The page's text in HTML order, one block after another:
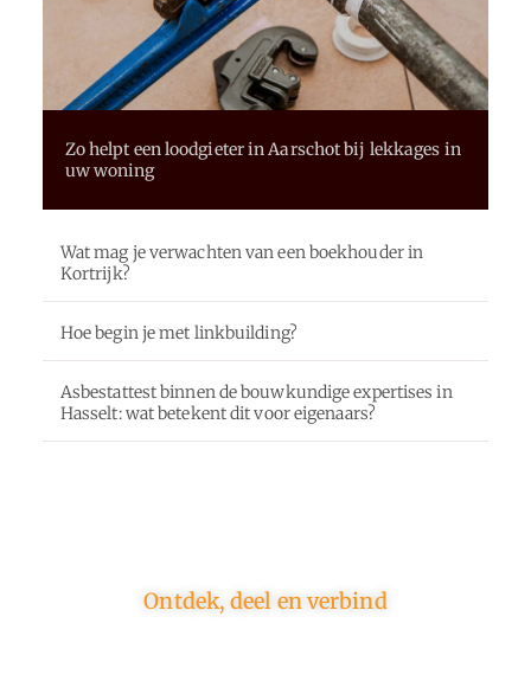
Zo helpt een loodgieter in Aarschot bij lekkages in
uw woning
Wat mag je verwachten van een boekhouder in
Kortrijk?
Hoe begin je met linkbuilding?
Asbestattest binnen de bouwkundige expertises in
Hasselt: wat betekent dit voor eigenaars?
Ontdek, deel en verbind